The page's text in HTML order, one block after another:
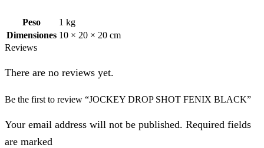
Peso
1 kg
Dimensiones 10 × 20 × 20 cm
Reviews
There are no reviews yet.
Be the first to review “JOCKEY DROP SHOT FENIX BLACK”
Your email address will not be published. Required fields
are marked